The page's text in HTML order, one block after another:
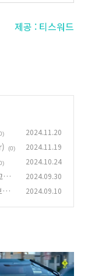
제공 : 티스워드
2024.11.20
(0) 2024.11.19
2024.10.24
? 2024.09.30
리
2024.09.10